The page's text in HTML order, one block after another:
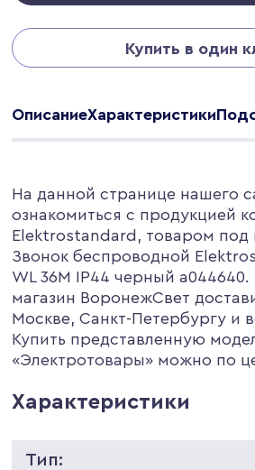
Купить в один
ОписаниеХарактеристики
На данной странице нашего
ознакомиться с продукцией
Elektrostandard, товаром под
Звонок беспроводной
WL 36M IP44 черный a044640.
магазин ВоронежСвет
Москве, Санкт-Петербургу и
Купить представленную
«Электротовары» можно по
Характеристики
Тип: